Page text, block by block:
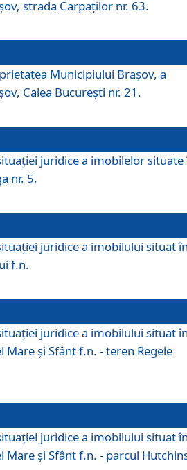
strada Carpaților nr. 63.
Municipiului Brașov, a
Calea București nr. 21.
juridice a imobilelor situate
nr. 5.
juridice a imobilului situat
f.n.
juridice a imobilului situat
Mare și Sfânt f.n. - teren Regele
juridice a imobilului situat
Mare și Sfânt f.n. - parcul